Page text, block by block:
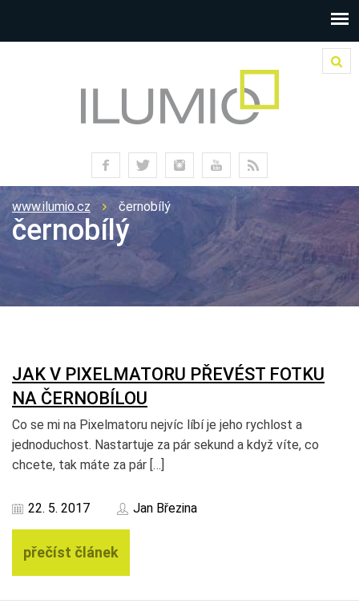
www.ilumio.cz černobílý
černobílý
JAK V PIXELMATORU PŘEVÉST FOTKU
NA ČERNOBÍLOU
Co se mi na Pixelmatoru nejvíc líbí je jeho rychlost a
jednoduchost. Nastartuje za pár sekund a když víte, co
chcete, tak máte za pár […]
22. 5. 2017 Jan Březina
přečíst článek